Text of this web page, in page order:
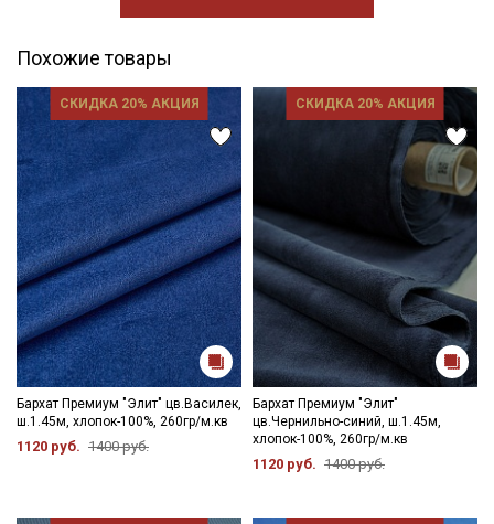
Похожие товары
СКИДКА 20% АКЦИЯ
Бархат Премиум "Элит" цв.Василек,
ш.1.45м, хлопок-100%, 260гр/м.кв
1120 руб. 1400 руб.
СКИДКА 20% АКЦИЯ
Бархат Премиум "Элит"
цв.Чернильно-синий, ш.1.45м,
хлопок-100%, 260гр/м.кв
1120 руб. 1400 руб.